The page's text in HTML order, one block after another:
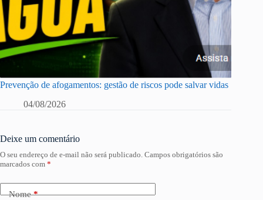
Prevenção de afogamentos: gestão de riscos pode salvar vidas
04/08/2026
Deixe um comentário
O seu endereço de e-mail não será publicado. Campos obrigatórios são
marcados com *
Nome*